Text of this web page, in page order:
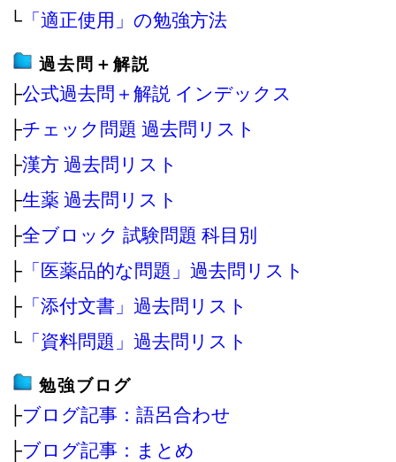
└ 「適正使用」の勉強方法
過去問＋解説
├公式過去問＋解説 インデックス
├チェック問題 過去問リスト
├漢方 過去問リスト
├生薬 過去問リスト
├全ブロック 試験問題 科目別
├ 「医薬品的な問題」過去問リスト
├ 「添付文書」過去問リスト
└ 「資料問題」過去問リスト
勉強ブログ
├ブログ記事：語呂合わせ
├ブログ記事：まとめ